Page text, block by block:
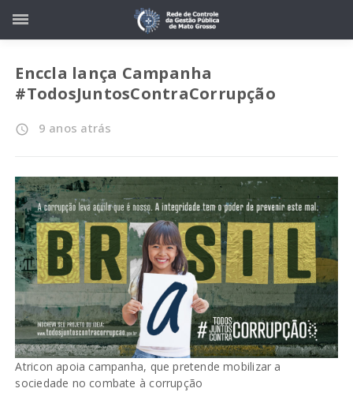
Enccla lança Campanha
#TodosJuntosContraCorrupção
access_time 9 anos atrás
Atricon apoia campanha, que pretende mobilizar a
sociedade no combate à corrupção